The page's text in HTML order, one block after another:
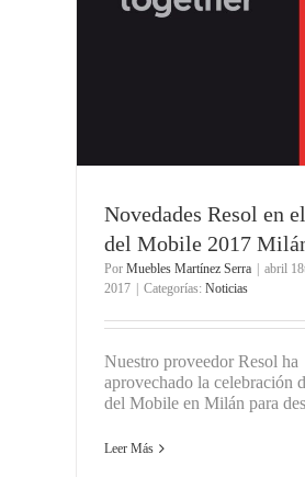
Novedades Resol en
del Mobile 2017
Por Muebles Martínez Serra | abril
2017 | Categorías: Noticias
Nuestro proveedor Resol ha
aprovechado la celebración
del Mobile en Milán para
Leer Más